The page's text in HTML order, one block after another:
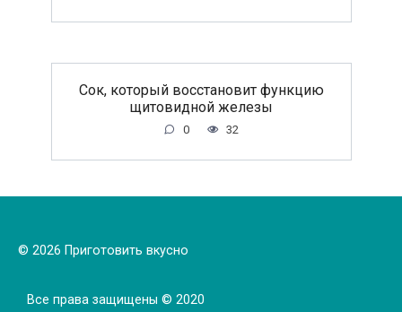
Сок, который восстановит функцию
щитовидной железы
0 32
© 2026 Приготовить вкусно
Все права защищены © 2020